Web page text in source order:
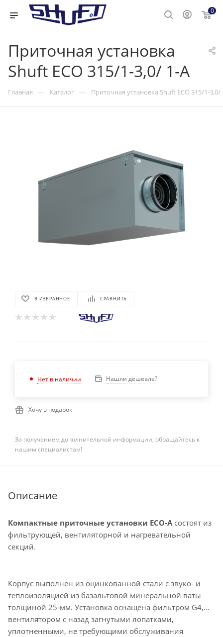
0
Приточная установка
Shuft ECO 315/1-3,0/ 1-A
Главная — Каталог — Приточная установка Shuft ECO 315/1-3,0/
В ИЗБРАННОЕ СРАВНИТЬ
Нет в наличии Нашли дешевле?
Хочу в подарок
За получением дополнительной информации, обращайтесь к
нашим специалистам!
Описание
Компактные приточные установки ECO-A состоят из
фильтрующей, вентиляторной и нагревательной
секций.
Корпус выполнен из оцинкованной стали с звуко- и
теплоизоляцией из базальтовой минеральной ваты
толщиной 25-мм. Установка оснащена фильтром G4,
вентилятором с назад загнутыми лопатками,
уплотненными, не требующими обслуживания